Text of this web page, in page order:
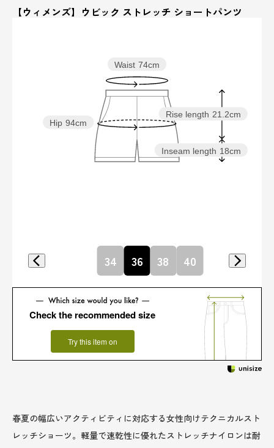
【ウィメンズ】ウビック ストレッチ ショートパンツ
Rise length 21.2cm
Inseam length 18cm
Hip 94cm
Waist 74cm
34 36 38 40
Check the recommended size
Try this item on
春夏の幅広いアクティビティに対応する女性向けテクニカルスト
レッチショーツ。軽量で速乾性に優れたストレッチナイロンは耐